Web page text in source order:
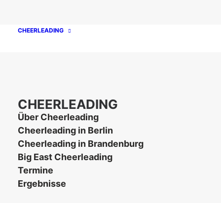
CHEERLEADING
CHEERLEADING
Über Cheerleading
Cheerleading in Berlin
Cheerleading in Brandenburg
Big East Cheerleading
Termine
Ergebnisse
Unsere Partner